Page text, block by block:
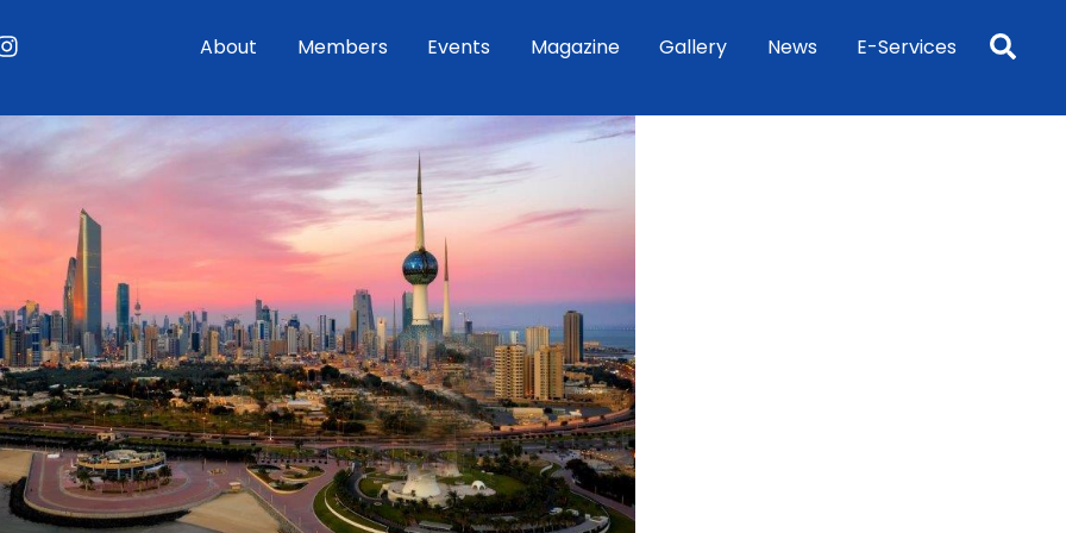
About Members Events Magazine Gallery News E-Services